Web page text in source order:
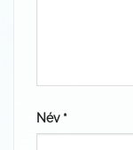
Név *